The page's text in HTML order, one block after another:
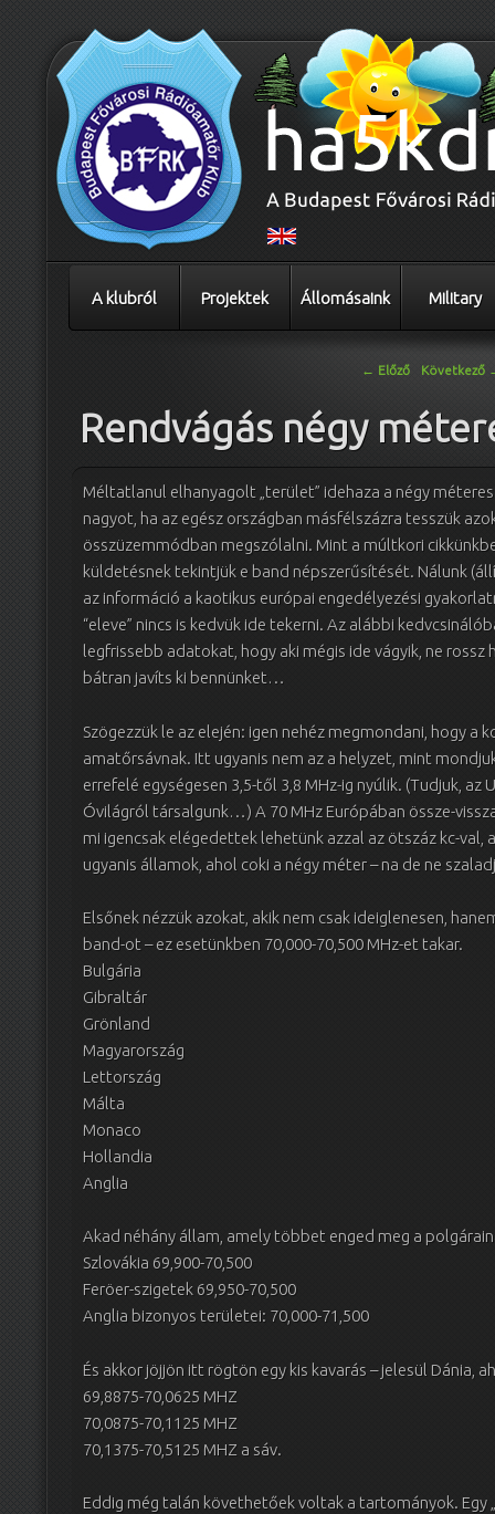
A klubról Projektek Állomásaink Military
← Előző Következő
Rendvágás négy
Méltatlanul elhanyagolt „terület” idehaza a négy
nagyot, ha az egész országban másfélszázra tesszük
összüzemmódban megszólalni. Mint a múltkori
küldetésnek tekintjük e band népszerűsítését. Nálunk
az információ a kaotikus európai engedélyezési
“eleve” nincs is kedvük ide tekerni. Az alábbi
legfrissebb adatokat, hogy aki mégis ide vágyik, ne rossz
bátran javíts ki bennünket…
Szögezzük le az elején: igen nehéz megmondani, hogy a
amatőrsávnak. Itt ugyanis nem az a helyzet, mint
errefelé egységesen 3,5-től 3,8 MHz-ig nyúlik. (Tudjuk, az
Óvilágról társalgunk…) A 70 MHz Európában össze-
mi igencsak elégedettek lehetünk azzal az ötszáz kc-val,
ugyanis államok, ahol coki a négy méter – na de ne
Elsőnek nézzük azokat, akik nem csak ideiglenesen,
band-ot – ez esetünkben 70,000-70,500 MHz-et takar.
Bulgária
Gibraltár
Grönland
Magyarország
Lettország
Málta
Monaco
Hollandia
Anglia
Akad néhány állam, amely többet enged meg a
Szlovákia 69,900-70,500
Feröer-szigetek 69,950-70,500
Anglia bizonyos területei: 70,000-71,500
És akkor jöjjön itt rögtön egy kis kavarás – jelesül Dánia,
69,8875-70,0625 MHZ
70,0875-70,1125 MHZ
70,1375-70,5125 MHZ a sáv.
Eddig még talán követhetőek voltak a tartományok.